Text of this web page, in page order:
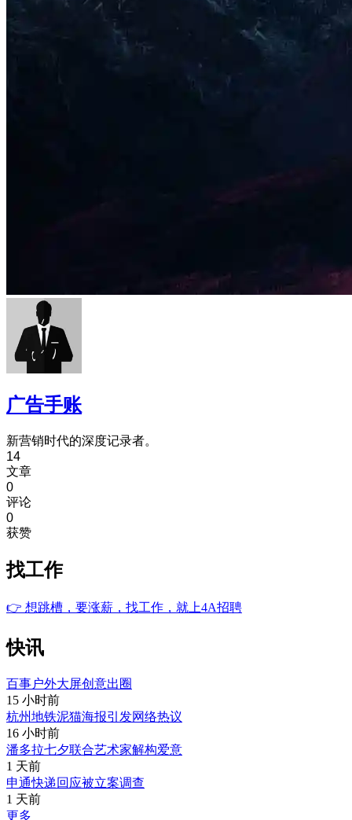
广告手账
新营销时代的深度记录者。
14
文章
0
评论
0
获赞
找工作
👉 想跳槽，要涨薪，找工作，就上4A招聘
快讯
百事户外大屏创意出圈
15 小时前
杭州地铁泥猫海报引发网络热议
16 小时前
潘多拉七夕联合艺术家解构爱意
1 天前
申通快递回应被立案调查
1 天前
更多